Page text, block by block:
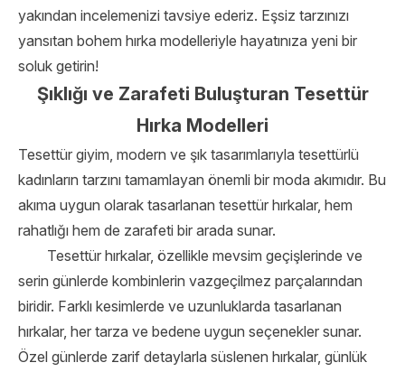
yakından incelemenizi tavsiye ederiz. Eşsiz tarzınızı
yansıtan bohem hırka modelleriyle hayatınıza yeni bir
soluk getirin!
Şıklığı ve Zarafeti Buluşturan Tesettür
Hırka Modelleri
Tesettür giyim, modern ve şık tasarımlarıyla tesettürlü
kadınların tarzını tamamlayan önemli bir moda akımıdır. Bu
akıma uygun olarak tasarlanan tesettür hırkalar, hem
rahatlığı hem de zarafeti bir arada sunar.
Tesettür hırkalar, özellikle mevsim geçişlerinde ve
serin günlerde kombinlerin vazgeçilmez parçalarından
biridir. Farklı kesimlerde ve uzunluklarda tasarlanan
hırkalar, her tarza ve bedene uygun seçenekler sunar.
Özel günlerde zarif detaylarla süslenen hırkalar, günlük